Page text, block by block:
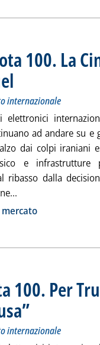
100. La
internazionale
elettronici
ad andare su
dai colpi iraniani
e infrastrutture
ribasso dalla
100. Per
. Sottotitolo:
. Pubblicata martedì 10
internazionale